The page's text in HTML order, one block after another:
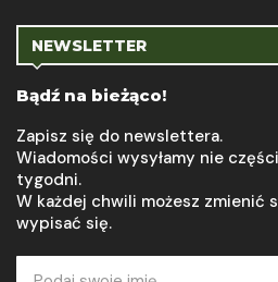
NEWSLETTER
Bądź na bieżąco!
Zapisz się do newslettera.
Wiadomości wysyłamy nie
tygodni.
W każdej chwili możesz zmienić
wypisać się.